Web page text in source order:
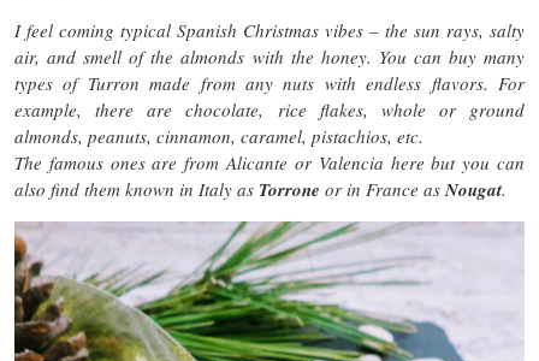
I feel coming typical Spanish Christmas vibes – the sun rays, salty
air, and smell of the almonds with the honey. You can buy many
types of Turron made from any nuts with endless flavors. For
example, there are chocolate, rice flakes, whole or ground
almonds, peanuts, cinnamon, caramel, pistachios, etc.
The famous ones are from Alicante or Valencia here but you can
also find them known in Italy as Torrone or in France asNougat.